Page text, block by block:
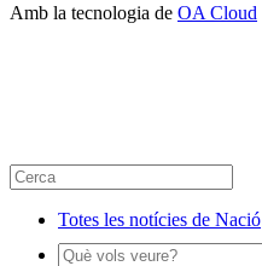
Amb la tecnologia de OA Cloud
Totes les notícies de Nació